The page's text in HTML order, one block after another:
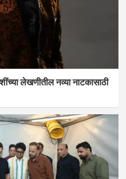
लेखणीतील नव्या नाटकासाठी